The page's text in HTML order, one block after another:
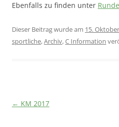
Ebenfalls zu finden unter
Dieser Beitrag wurde am 15.
sportliche,Archiv,C Information
Beitragsnavigation
← KM 2017